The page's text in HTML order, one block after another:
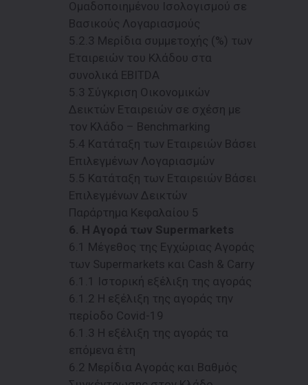
Ομαδοποιημένου Ισολογισμού σε
Βασικούς Λογαριασμούς
5.2.3 Μερίδια συμμετοχής (%) των
Εταιρειών του Κλάδου στα
συνολικά EBITDA
5.3 Σύγκριση Οικονομικών
Δεικτών Εταιρειών σε σχέση με
τον Κλάδο – Benchmarking
5.4 Κατάταξη των Εταιρειών Βάσει
Επιλεγμένων Λογαριασμών
5.5 Κατάταξη των Εταιρειών Βάσει
Επιλεγμένων Δεικτών
Παράρτημα Κεφαλαίου 5
6. Η Αγορά των Supermarkets
6.1 Μέγεθος της Εγχώριας Αγοράς
των Supermarkets και Cash & Carry
6.1.1 Ιστορική εξέλιξη της αγοράς
6.1.2 H εξέλιξη της αγοράς την
περίοδο Covid-19
6.1.3 H εξέλιξη της αγοράς τα
επόμενα έτη
6.2 Μερίδια Αγοράς και Βαθμός